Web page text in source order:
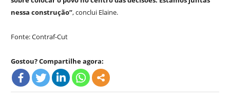
nessa construção”, conclui Elaine.
Fonte: Contraf-Cut
Gostou? Compartilhe agora: